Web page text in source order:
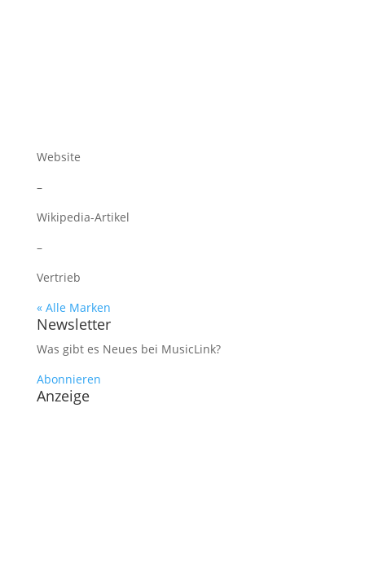
Website
–
Wikipedia-Artikel
–
Vertrieb
« Alle Marken
Newsletter
Was gibt es Neues bei MusicLink?
Abonnieren
Anzeige